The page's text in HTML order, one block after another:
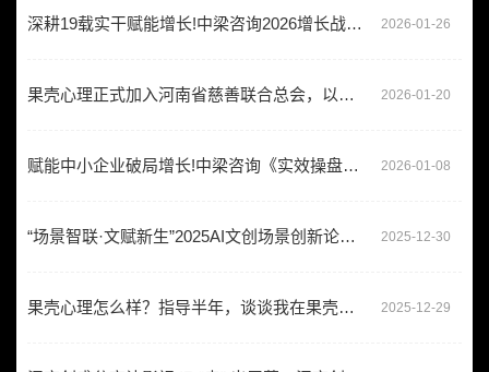
深耕19载实干赋能增长!中梁咨询2026增长战略大课 郑州绽放确定性增长与温情共鸣双向奔赴 2026-01-26
果壳心理正式加入河南省慈善联合总会，以专业心理服务赋能公益事业 2026-01-20
赋能中小企业破局增长!中梁咨询《实效操盘手》课程全新升级,实战导师团解锁增长密码! 2026-01-08
“场景智联·文赋新生”2025AI文创场景创新论坛在宁波举行 2025-12-30
果壳心理怎么样？指导半年，谈谈我在果壳心理的收获和感受 2025-12-29